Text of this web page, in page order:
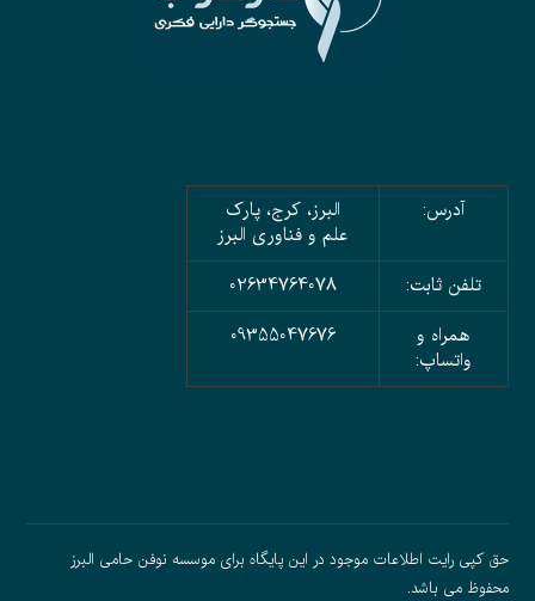
آدرس:
البرز، کرج، پارک
علم و فناوری البرز
تلفن ثابت:
02634764078
همراه و
واتساپ:
09355047676
حق کپی رایت اطلاعات موجود در این پایگاه برای موسسه نوفن حامی البرز
محفوظ می باشد.